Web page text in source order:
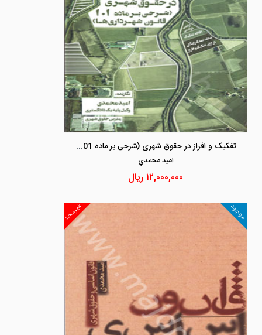
تفکیک و افراز در حقوق شهری (شرحی بر ماده 101 قانون شهرداری ها)
اميد محمدي
۱۲,۰۰۰,۰۰۰ ریال
غیرمجد موجود